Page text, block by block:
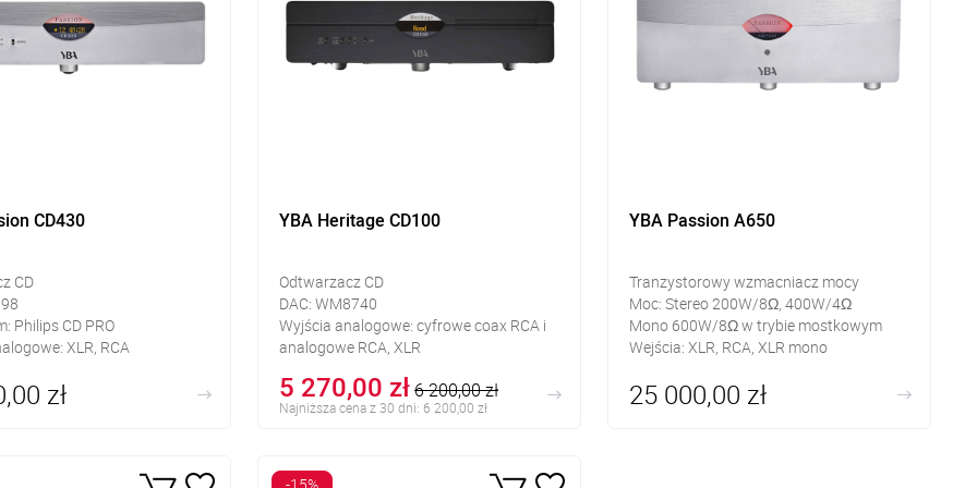
CD430
CD
Philips CD PRO
XLR, RCA
zł
YBA Heritage CD100
Odtwarzacz CD
DAC: WM8740
Wyjścia analogowe: cyfrowe coax RCA i
analogowe RCA, XLR
5 270,00 zł6 200,00 zł
Najniższa cena z 30 dni: 6 200,00 zł
YBA Passion A650
Tranzystorowy wzmacniacz mocy
Moc: Stereo 200W/8Ω, 400W/4Ω
Mono 600W/8Ω w trybie mostkowym
Wejścia: XLR, RCA, XLR mono
25 000,00 zł